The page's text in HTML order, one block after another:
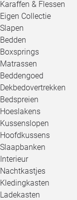
Karaffen & Flessen
Eigen Collectie
Slapen
Bedden
Boxsprings
Matrassen
Beddengoed
Dekbedovertrekken
Bedspreien
Hoeslakens
Kussenslopen
Hoofdkussens
Slaapbanken
Interieur
Nachtkastjes
Kledingkasten
Ladekasten